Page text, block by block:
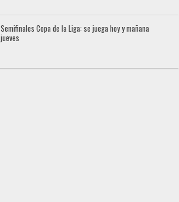
Semifinales Copa de la Liga: se juega hoy y mañana
jueves